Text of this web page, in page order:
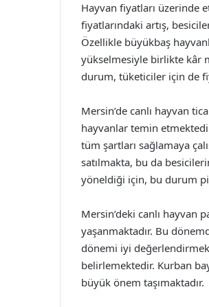
Hayvan fiyatları üzerinde
fiyatlarındaki artış,
Özellikle büyükbaş
yükselmesiyle birlikte kâr
durum, tüketiciler için de
Mersin’de canlı hayvan
hayvanlar temin
tüm şartları sağlamaya
satılmakta, bu da
yöneldiği için, bu durum
Mersin’deki canlı hayvan
yaşanmaktadır. Bu
dönemi iyi değerlendirmek
belirlemektedir. Kurban
büyük önem taşımaktadır.